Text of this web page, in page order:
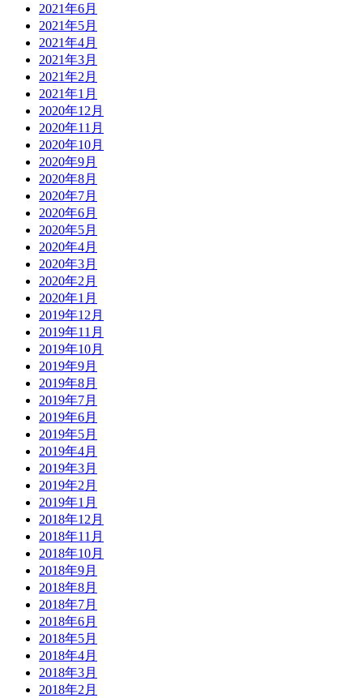
2021年6月
2021年5月
2021年4月
2021年3月
2021年2月
2021年1月
2020年12月
2020年11月
2020年10月
2020年9月
2020年8月
2020年7月
2020年6月
2020年5月
2020年4月
2020年3月
2020年2月
2020年1月
2019年12月
2019年11月
2019年10月
2019年9月
2019年8月
2019年7月
2019年6月
2019年5月
2019年4月
2019年3月
2019年2月
2019年1月
2018年12月
2018年11月
2018年10月
2018年9月
2018年8月
2018年7月
2018年6月
2018年5月
2018年4月
2018年3月
2018年2月